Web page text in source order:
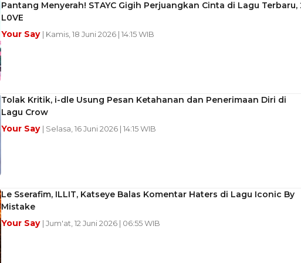
Pantang Menyerah! STAYC Gigih Perjuangkan Cinta di Lagu Terbaru,
L0VE
Your Say | Kamis, 18 Juni 2026 | 14:15 WIB
Tolak Kritik, i-dle Usung Pesan Ketahanan dan Penerimaan Diri di
Lagu Crow
Your Say | Selasa, 16 Juni 2026 | 14:15 WIB
Le Sserafim, ILLIT, Katseye Balas Komentar Haters di Lagu Iconic By
Mistake
Your Say | Jum'at, 12 Juni 2026 | 06:55 WIB